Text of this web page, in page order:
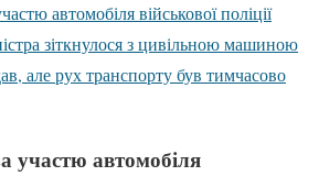
автомобіля військової поліції
зіткнулося з цивільною машиною
але рух транспорту був тимчасово
участю автомобіля